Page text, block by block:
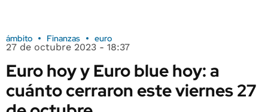
ámbito Finanzas euro
27 de octubre 2023 - 18:37
Euro hoy y Euro blue hoy: a
cuánto cerraron este viernes 27